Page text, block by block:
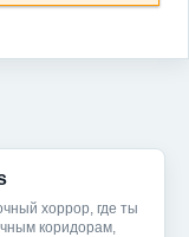
хоррор, где ты
коридорам,